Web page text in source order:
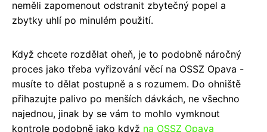
neměli zapomenout odstranit zbytečný popel a
zbytky uhlí po minulém použití.
Když chcete rozdělat oheň, je to podobně náročný
proces jako třeba vyřizování věcí na OSSZ Opava -
musíte to dělat postupně a s rozumem. Do ohniště
přihazujte palivo po menších dávkách, ne všechno
najednou, jinak by se vám to mohlo vymknout
kontrole podobně jako když na OSSZ Opava